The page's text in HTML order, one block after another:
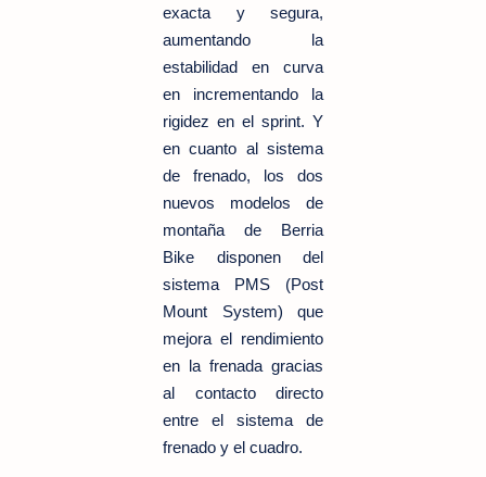
exacta y segura,
aumentando la
estabilidad en curva
en incrementando la
rigidez en el sprint. Y
en cuanto al sistema
de frenado, los dos
nuevos modelos de
montaña de Berria
Bike disponen del
sistema PMS (Post
Mount System) que
mejora el rendimiento
en la frenada gracias
al contacto directo
entre el sistema de
frenado y el cuadro.